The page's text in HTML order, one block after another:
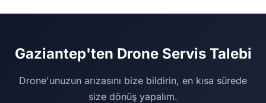
Gaziantep'ten Drone Servis Talebi
Drone'unuzun arızasını bize bildirin, en kısa sürede
size dönüş yapalım.